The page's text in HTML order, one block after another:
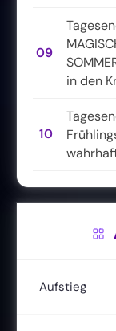
09
in den
10
Aufstieg